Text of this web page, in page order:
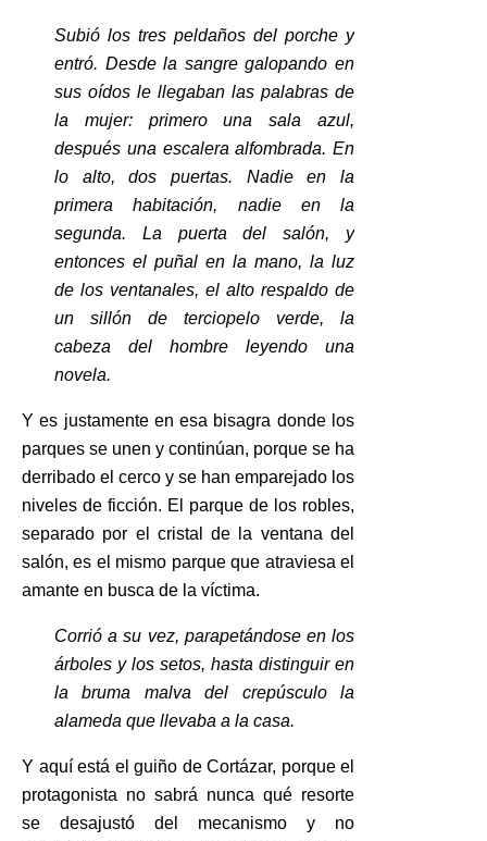
Subió los tres peldaños del porche y
entró. Desde la sangre galopando en
sus oídos le llegaban las palabras de
la mujer: primero una sala azul,
después una escalera alfombrada. En
lo alto, dos puertas. Nadie en la
primera habitación, nadie en la
segunda. La puerta del salón, y
entonces el puñal en la mano, la luz
de los ventanales, el alto respaldo de
un sillón de terciopelo verde, la
cabeza del hombre leyendo una
novela.
Y es justamente en esa bisagra donde los
parques se unen y continúan, porque se ha
derribado el cerco y se han emparejado los
niveles de ficción. El parque de los robles,
separado por el cristal de la ventana del
salón, es el mismo parque que atraviesa el
amante en busca de la víctima.
Corrió a su vez, parapetándose en los
árboles y los setos, hasta distinguir en
la bruma malva del crepúsculo la
alameda que llevaba a la casa.
Y aquí está el guiño de Cortázar, porque el
protagonista no sabrá nunca qué resorte
se desajustó del mecanismo y no